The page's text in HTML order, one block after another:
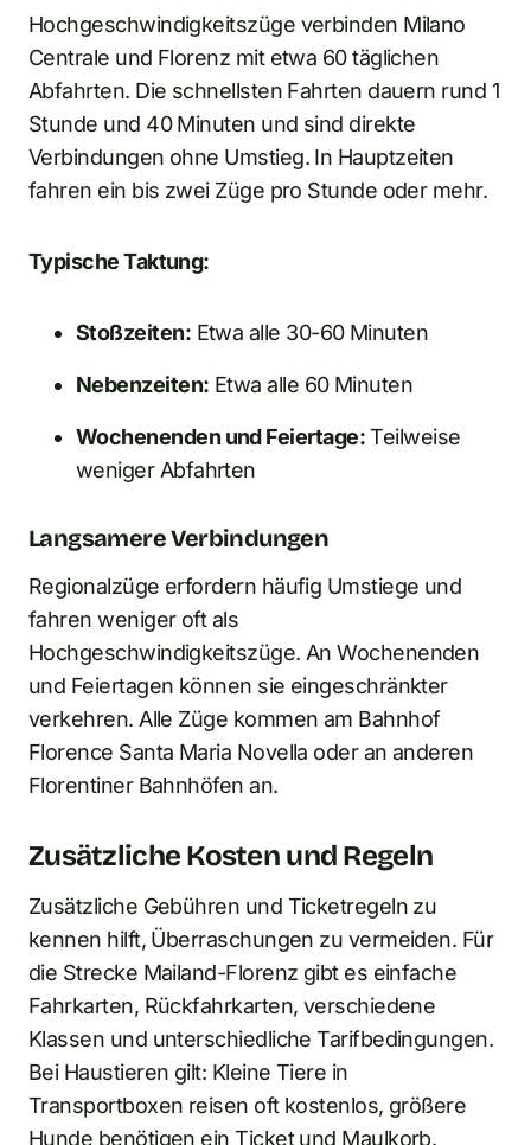
Hochgeschwindigkeitszüge verbinden Milano
Centrale und Florenz mit etwa 60 täglichen
Abfahrten. Die schnellsten Fahrten dauern rund 1
Stunde und 40 Minuten und sind direkte
Verbindungen ohne Umstieg. In Hauptzeiten
fahren ein bis zwei Züge pro Stunde oder mehr.
Typische Taktung:
Stoßzeiten: Etwa alle 30-60 Minuten
Nebenzeiten: Etwa alle 60 Minuten
Wochenenden und Feiertage:Teilweise
weniger Abfahrten
Langsamere Verbindungen
Regionalzüge erfordern häufig Umstiege und
fahren weniger oft als
Hochgeschwindigkeitszüge. An Wochenenden
und Feiertagen können sie eingeschränkter
verkehren. Alle Züge kommen am Bahnhof
Florence Santa Maria Novella oder an anderen
Florentiner Bahnhöfen an.
Zusätzliche Kosten und Regeln
Zusätzliche Gebühren und Ticketregeln zu
kennen hilft, Überraschungen zu vermeiden. Für
die Strecke Mailand-Florenz gibt es einfache
Fahrkarten, Rückfahrkarten, verschiedene
Klassen und unterschiedliche Tarifbedingungen.
Bei Haustieren gilt: Kleine Tiere in
Transportboxen reisen oft kostenlos, größere
Hunde benötigen ein Ticket und Maulkorb.